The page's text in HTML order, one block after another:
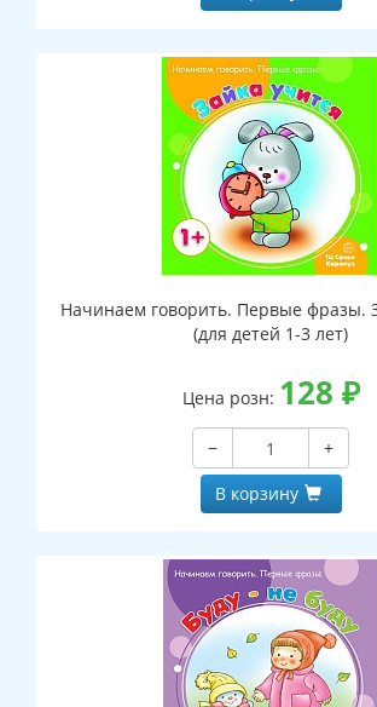
Начинаем говорить. Первые фразы.
(для детей 1-3 лет)
Цена розн: 128 ₽
−
+
В корзину